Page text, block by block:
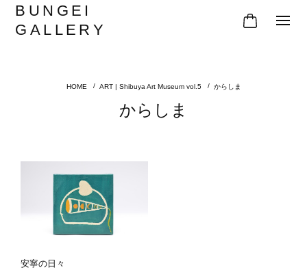
BUNGEI
GALLERY
ART | Shibuya Art Museum vol.5 からしま
からしま
安寧の日々